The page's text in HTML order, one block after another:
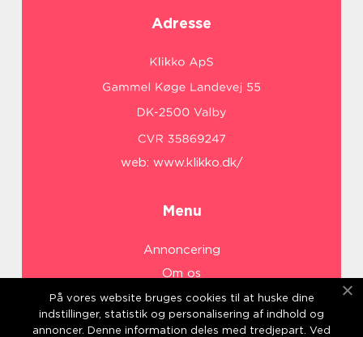
Adresse
web: www.klikko.dk/
Menu
Annoncering
Om os
Cookies
Kontakt os
På vores website bruges cookies til at huske dine
indstillinger, statistik og personalisering af indhold og
annoncer. Denne information deles med tredjepart. Ved